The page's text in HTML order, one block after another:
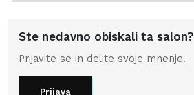
Ste nedavno obiskali ta salon?
Prijavite se in delite svoje mnenje.
Prijava